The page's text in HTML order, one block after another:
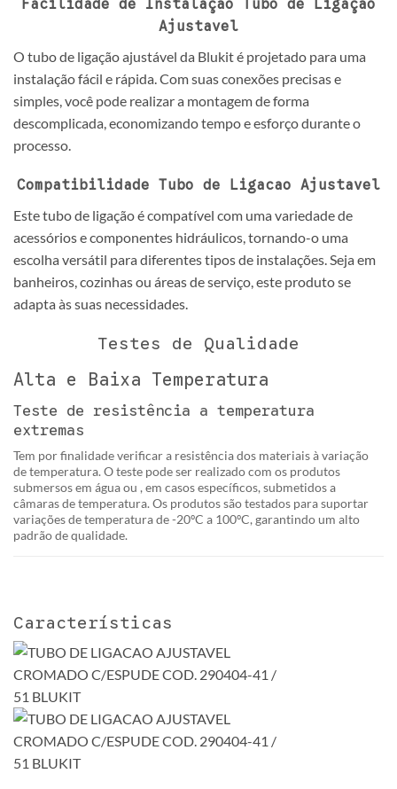
Facilidade de Instalação Tubo de Ligação
Ajustavel
O tubo de ligação ajustável da Blukit é projetado para uma
instalação fácil e rápida. Com suas conexões precisas e
simples, você pode realizar a montagem de forma
descomplicada, economizando tempo e esforço durante o
processo.
Compatibilidade Tubo de Ligacao Ajustavel
Este tubo de ligação é compatível com uma variedade de
acessórios e componentes hidráulicos, tornando-o uma
escolha versátil para diferentes tipos de instalações. Seja em
banheiros, cozinhas ou áreas de serviço, este produto se
adapta às suas necessidades.
Testes de Qualidade
Alta e Baixa Temperatura
Teste de resistência a temperatura
extremas
Tem por finalidade verificar a resistência dos materiais à variação
de temperatura. O teste pode ser realizado com os produtos
submersos em água ou , em casos específicos, submetidos a
câmaras de temperatura. Os produtos são testados para suportar
variações de temperatura de -20ºC a 100ºC, garantindo um alto
padrão de qualidade.
Características